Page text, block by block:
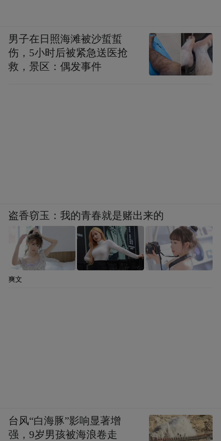
男子在日照海滩被沙蜇蜇
伤，5小时后被紧急送医抢
救，景区：偶发事件
盗香窃玉：我的青春就是赌出来的
爽文
台风“白海豚”影响显著增
强，9岁男孩被海浪卷走